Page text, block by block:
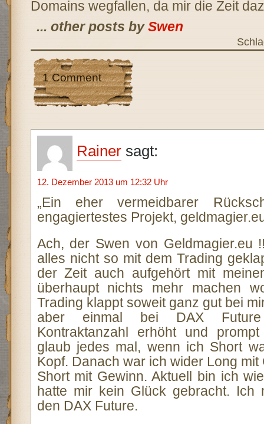
Domains wegfallen, da mir die Zeit
... other posts bySwen
1 Comment
Rainer sagt:
12. Dezember 2013 um 12:32 Uhr
„Ein eher vermeidbarer
engagiertestes Projekt,
Ach, der Swen von Geldmagier.eu
alles nicht so mit dem Trading
der Zeit auch aufgehört mit
überhaupt nichts mehr machen
Trading klappt soweit ganz gut bei
aber einmal bei DAX
Kontraktanzahl erhöht und
glaub jedes mal, wenn ich Short
Kopf. Danach war ich wider Long
Short mit Gewinn. Aktuell bin ich
hatte mir kein Glück gebracht. Ich
den DAX Future.